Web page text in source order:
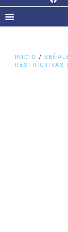
INICIO /
RESTRICTIVAS